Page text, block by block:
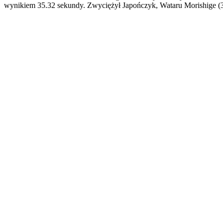
wynikiem 35.32 sekundy. Zwyciężył Japończyk, Wataru Morishige